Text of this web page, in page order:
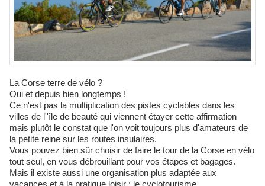
La Corse terre de vélo ?
Oui et depuis bien longtemps !
Ce n'est pas la multiplication des pistes cyclables dans les
villes de l''île de beauté qui viennent étayer cette affirmation
mais plutôt le constat que l'on voit toujours plus d'amateurs de
la petite reine sur les routes insulaires.
Vous pouvez bien sûr choisir de faire le tour de la Corse en vélo
tout seul, en vous débrouillant pour vos étapes et bagages.
Mais il existe aussi une organisation plus adaptée aux
vacances et à la pratique loisir : le cyclotourisme.